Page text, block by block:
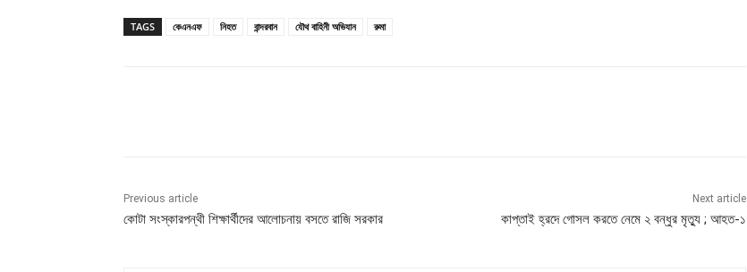
TAGS কেএনএফ নিহত বান্দরবান যৌথ বাহিনী অভিযান রুমা
Previous article
কোটা সংস্কারপন্থী শিক্ষার্থীদের আলোচনায় বসতে রাজি সরকার
Next article
কাপ্তাই হ্রদে গোসল করতে নেমে ২ বন্ধুর মৃত্যু ; আহত-১